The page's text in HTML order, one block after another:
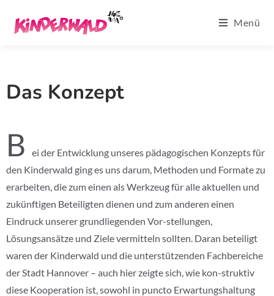
Menü
Das Konzept
B
ei der Entwicklung unseres pädagogischen Konzepts für
den Kinderwald ging es uns darum, Methoden und Formate zu
erarbeiten, die zum einen als Werkzeug für alle aktuellen und
zukünftigen Beteiligten dienen und zum anderen einen
Eindruck unserer grundliegenden Vor-stellungen,
Lösungsansätze und Ziele vermitteln sollten. Daran beteiligt
waren der Kinderwald und die unterstützenden Fachbereiche
der Stadt Hannover – auch hier zeigte sich, wie kon-struktiv
diese Kooperation ist, sowohl in puncto Erwartungshaltung